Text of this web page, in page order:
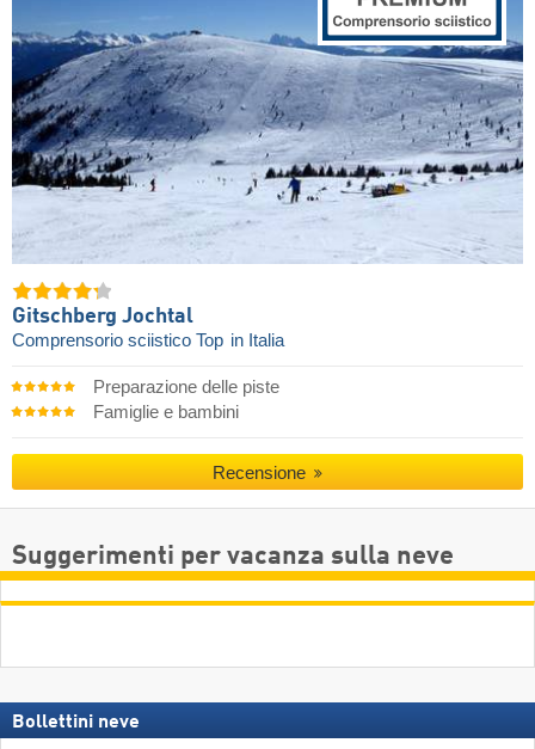
Gitschberg Jochtal
Comprensorio sciistico Top in Italia
Preparazione delle piste
Famiglie e bambini
Recensione
Suggerimenti per vacanza sulla neve
Bollettini neve